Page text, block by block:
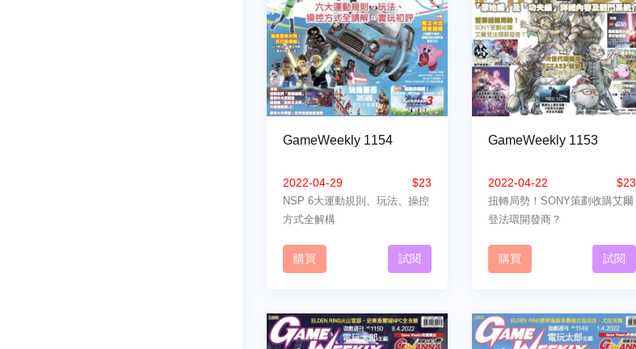
GameWeekly 1154
2022-04-29 $23
NSP 6大運動規則、玩法、操控
方式全解構
購買 試閱
GameWeekly 1153
2022-04-22 $23
扭轉局勢！SONY策劃收購艾爾
登法環開發商？
購買 試閱